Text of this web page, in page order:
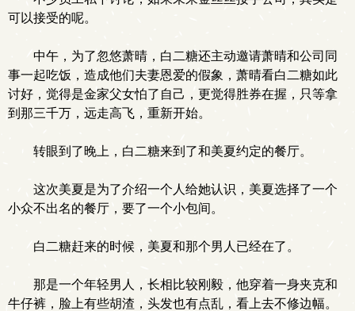
可以接受的呢。
中午，为了忽悠萧晴，白二糖还主动邀请萧晴和公司同
事一起吃饭，造成他们夫妻恩爱的假象，萧晴看白二糖如此
讨好，觉得是金家父女怕了自己，更觉得胜券在握，只等拿
到那三千万，远走高飞，重新开始。
转眼到了晚上，白二糖来到了和美夏约定的餐厅。
这次美夏是为了介绍一个人给她认识，美夏选择了一个
小众不出名的餐厅，要了一个小包间。
白二糖赶来的时候，美夏和那个男人已经在了。
那是一个年轻男人，长相比较刚毅，他穿着一身夹克和
牛仔裤，脸上有些胡渣，头发也有点乱，看上去不修边幅。